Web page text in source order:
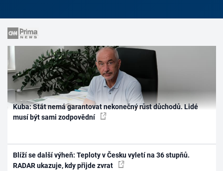
Kuba: Stát nemá garantovat nekonečný růst důchodů. Lidé
musí být sami zodpovědní
Blíží se další výheň: Teploty v Česku vyletí na 36 stupňů.
RADAR ukazuje, kdy přijde zvrat